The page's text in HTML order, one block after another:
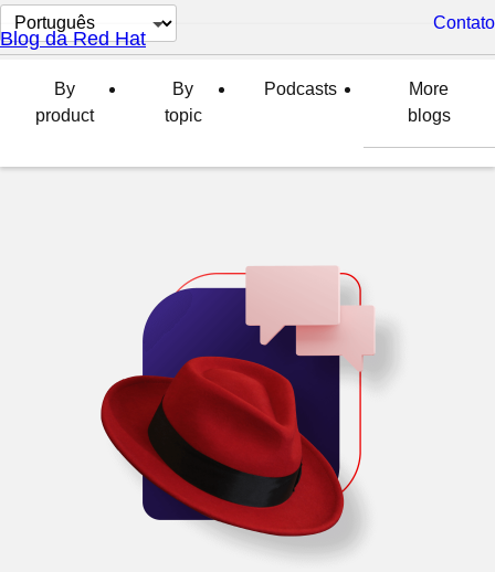
Selecionar
idioma
Contato
Blog da Red Hat
By
product
By
topic
Podcasts
More
blogs